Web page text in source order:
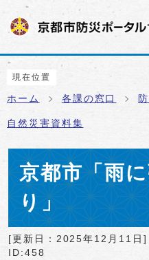
ページの先頭です
ここから本文です
現在位置
ホーム 各課の窓口
自然災害資料集
京都市「雨
り」
[更新日： 2025年12月11日 ]
ID:458